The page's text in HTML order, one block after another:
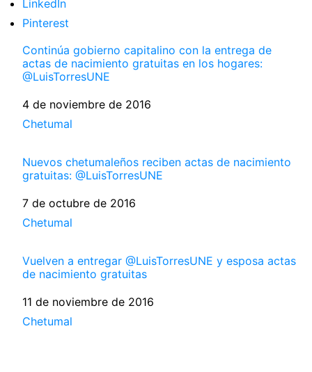
LinkedIn
Pinterest
Continúa gobierno capitalino con la entrega de
actas de nacimiento gratuitas en los hogares:
@LuisTorresUNE
Fecha
4 de noviembre de 2016
Respecto a
Chetumal
Nuevos chetumaleños reciben actas de nacimiento
gratuitas: @LuisTorresUNE
Fecha
7 de octubre de 2016
Respecto a
Chetumal
Vuelven a entregar @LuisTorresUNE y esposa actas
de nacimiento gratuitas
Fecha
11 de noviembre de 2016
Respecto a
Chetumal